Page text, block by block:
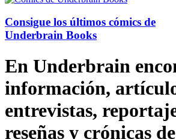
Consigue los últimos cómics de
Underbrain Books
En Underbrain
información,
entrevistas,
reseñas y crónicas